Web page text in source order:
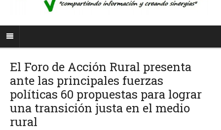
El Foro de Acción Rural presenta
ante las principales fuerzas
políticas 60 propuestas para lograr
una transición justa en el medio
rural